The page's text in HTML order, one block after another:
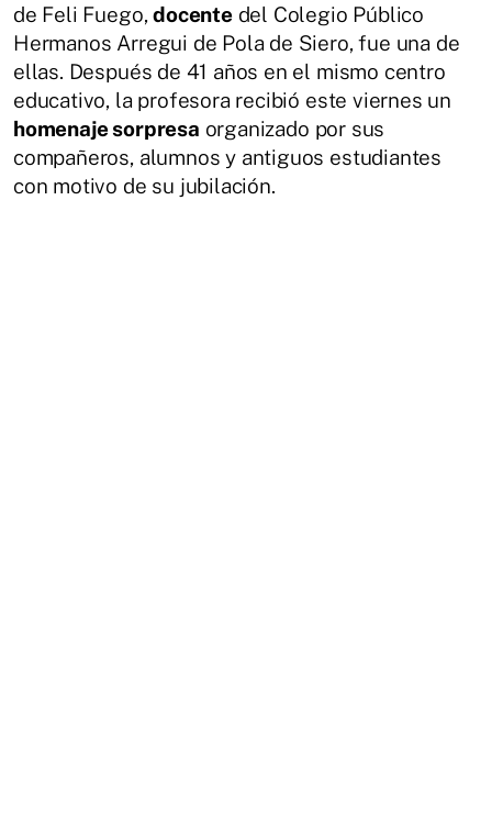
de Feli Fuego,docentedel Colegio Público
Hermanos Arregui de Pola de Siero, fue una de
ellas. Después de 41 años en el mismo centro
educativo, la profesora recibió este viernes un
homenaje sorpresa organizado por sus
compañeros, alumnos y antiguos estudiantes
con motivo de su jubilación.